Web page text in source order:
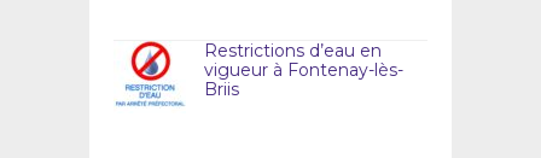
Restrictions d’eau en
vigueur à Fontenay-lès-
Briis